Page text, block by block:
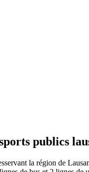
publics
la région de